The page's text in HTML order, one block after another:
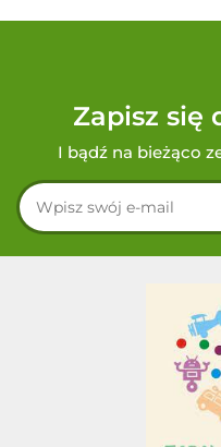
Zapisz się
I bądź na bieżąco